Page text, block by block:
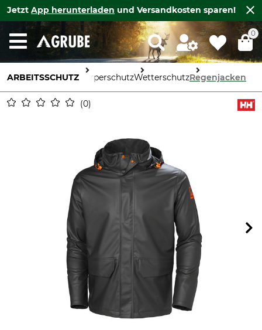
Jetzt App herunterladen und Versandkosten sparen!
0
ARBEITSSCHUTZ KörperschutzWetterschutzRegenjacken
0